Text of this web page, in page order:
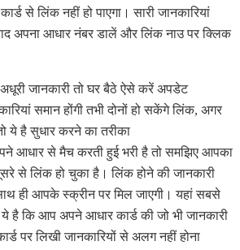
से लिंक नहीं हो पाएगा। सारी जानकारियां
अपना आधार नंबर डालें और लिंक नाउ पर क्लिक
जानकारी तो घर बैठे ऐसे करें अपडेट
समान होंगी तभी दोनों हो सकेंगे लिंक, अगर
ये है सुधार करने का तरीका
आधार से मैच करती हुई भरी है तो समझिए आपका
से लिंक हो चुका है। लिंक होने की जानकारी
ही आपके स्क्रीन पर मिल जाएगी। यहां सबसे
ये है कि आप अपने आधार कार्ड की जो भी जानकारी
पर लिखी जानकारियों से अलग नहीं होना